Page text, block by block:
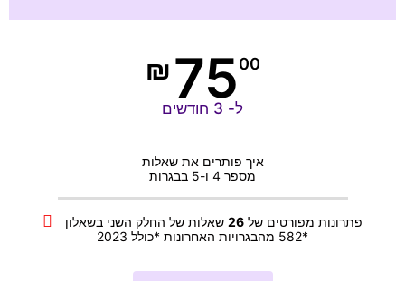
₪7500
ל- 3 חודשים
איך פותרים את שאלות
מספר 4 ו-5 בבגרות
פתרונות מפורטים של 26 שאלות של החלק השני בשאלון
582 מהבגרויות האחרונות *כולל 2023*